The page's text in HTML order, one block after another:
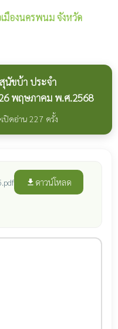
เมืองนครพนม จังหวัด
นัขบ้า ประจำ
พฤษภาคม พ.ศ.2568
เปิดอ่าน 227 ครั้ง
file_download ดาวน์โหลด